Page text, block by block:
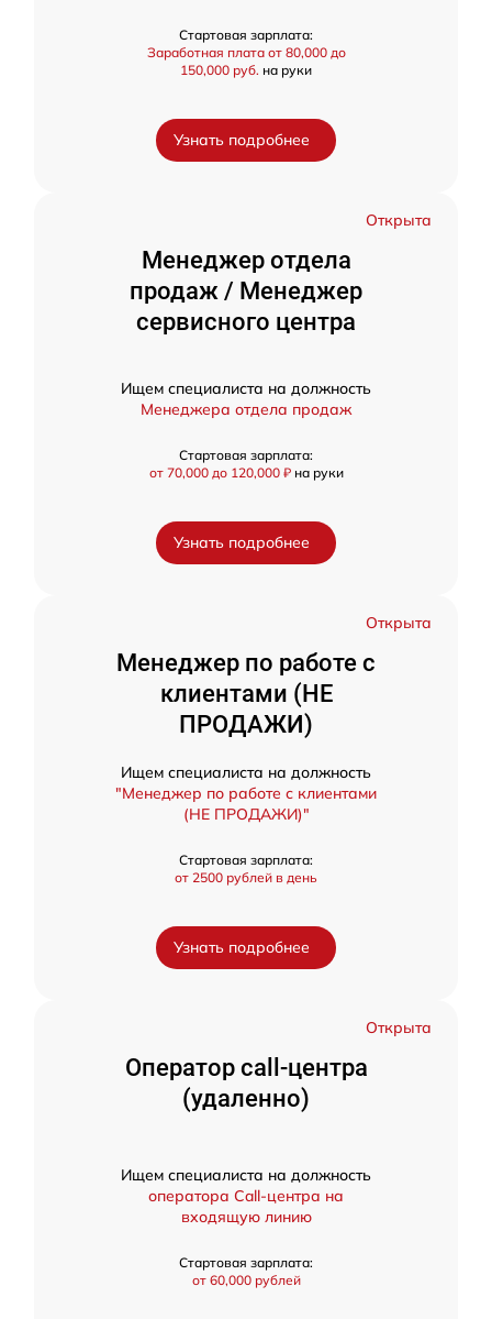
Стартовая зарплата:
Заработная плата от 80,000 до
150,000 руб. на руки
Узнать подробнее
Открыта
Менеджер отдела
продаж / Менеджер
сервисного центра
Ищем специалиста на должность
Менеджера отдела продаж
Стартовая зарплата:
от 70,000 до 120,000 ₽ на руки
Узнать подробнее
Открыта
Менеджер по работе с
клиентами (НЕ
ПРОДАЖИ)
Ищем специалиста на должность
"Менеджер по работе с клиентами
(НЕ ПРОДАЖИ)"
Стартовая зарплата:
от 2500 рублей в день
Узнать подробнее
Открыта
Оператор call-центра
(удаленно)
Ищем специалиста на должность
оператора Call-центра на
входящую линию
Стартовая зарплата:
от 60,000 рублей